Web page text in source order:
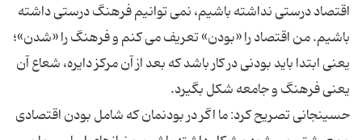
اقتصاد درستی نداشته باشیم، نمی توانیم فرهنگ درستی داشته
باشیم. من اقتصاد را «بودن» تعریف می كنم و فرهنگ را «شدن»؛
یعنی ابتدا باید بودنی در كار باشد كه بعد از آن مركز دایره، شعاع آن
حسینجانی تصریح كرد: ما اگر در بودنمان كه شامل بودن اقتصادی